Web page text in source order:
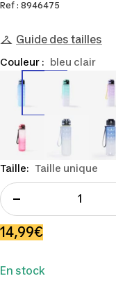
Ref : 8946475
Guide des tailles
89464758946478
89987768998777
Taille: Taille unique
Couleur : bleu clair
la
quantité
Prix
vente
14,99€
En stock